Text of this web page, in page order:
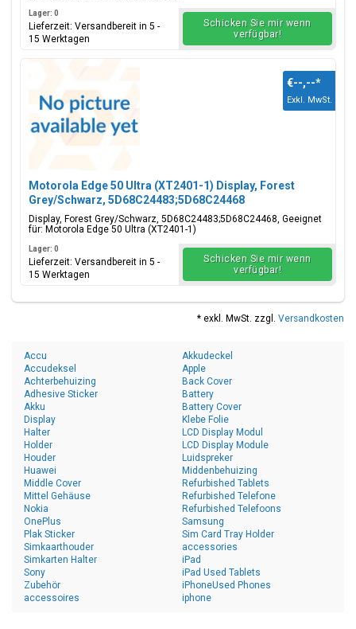
Lager: 0
Lieferzeit: Versandbereit in 5 -
15 Werktagen
Schicken Sie mir wenn
verfügbar!
Motorola Edge 50 Ultra (XT2401-1) Display, Forest
Grey/Schwarz, 5D68C24483;5D68C24468
Display, Forest Grey/Schwarz, 5D68C24483;5D68C24468, Geeignet
für: Motorola Edge 50 Ultra (XT2401-1)
€--,--*
Exkl. MwSt.
Lager: 0
Lieferzeit: Versandbereit in 5 -
15 Werktagen
Schicken Sie mir wenn
verfügbar!
* exkl. MwSt. zzgl. Versandkosten
Accu
Accudeksel
Achterbehuizing
Adhesive Sticker
Akku
Akkudeckel
Apple
Back Cover
Battery
Battery Cover
Display
Halter
Holder
Houder
Huawei
Klebe Folie
LCD Display Modul
LCD Display Module
Luidspreker
Middenbehuizing
Middle Cover
Mittel Gehäuse
Nokia
OnePlus
Plak Sticker
Refurbished Tablets
Refurbished Telefone
Refurbished Telefoons
Samsung
Sim Card Tray Holder
Simkaarthouder
Simkarten Halter
Sony
Zubehör
accessoires
accessories
iPad
iPad Used Tablets
iPhoneUsed Phones
iphone